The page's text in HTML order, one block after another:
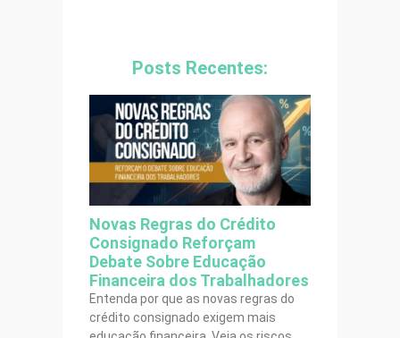
Posts Recentes:
Novas Regras do Crédito
Consignado Reforçam
Debate Sobre Educação
Financeira dos Trabalhadores
Entenda por que as novas regras do
crédito consignado exigem mais